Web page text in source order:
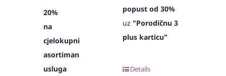
20%
na
cjelokupni
asortiman
usluga
popust od 30%
uz"Porodičnu 3
plus karticu"
Details